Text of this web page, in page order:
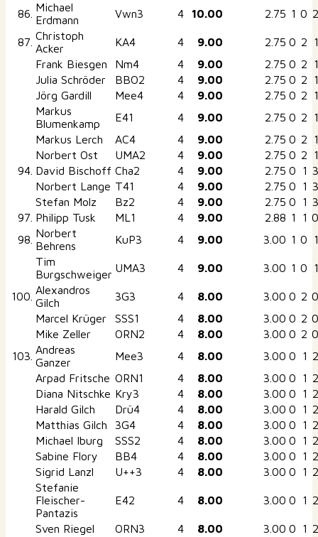
86. Michael
Erdmann
Vwn3 4 10.00 2.75 1 0 2
87. Christoph
Acker
KA4 4 9.00 2.75 0 2
1
Frank Biesgen
Nm4 4 9.00 2.75 0 2
1
Julia Schröder
BBO2 4 9.00 2.75 0 2
1
Jörg Gardill
Mee4 4 9.00 2.75 0 2
1
Markus
Blumenkamp
E41 4 9.00 2.75 0 2
1
Markus Lerch
AC4 4 9.00 2.75 0 2
1
Norbert Ost
UMA2 4 9.00 2.75 0 2
1
94. David Bischoff Cha2 4 9.00 2.75 0 1 3
Norbert Lange T41 4 9.00 2.75 0 1 3
Stefan Molz
Bz2 4 9.00 2.75 0 1 3
97. Philipp Tusk ML1 4 9.00 2.88 1 1 0
98. Norbert
Behrens
KuP3 4 9.00 3.00 1 0
1
Tim
Burgschweiger UMA3 4 9.00 3.00 1 0 1
100. Alexandros
Gilch
3G3 4 8.00 3.00 0 2 0
Marcel Krüger
SSS1 4 8.00 3.00 0 2 0
Mike Zeller
ORN2 4 8.00 3.00 0 2 0
103. Andreas
Ganzer
Mee3 4 8.00 3.00 0 1 2
Arpad Fritsche ORN1 4 8.00 3.00 0 1 2
Diana Nitschke Kry3 4 8.00 3.00 0 1 2
Harald Gilch
Drü4 4 8.00 3.00 0 1 2
Matthias Gilch
3G4 4 8.00 3.00 0 1 2
Michael Iburg
SSS2 4 8.00 3.00 0 1 2
Sabine Flory
BB4 4 8.00 3.00 0 1 2
Sigrid Lanzl
U++3 4 8.00 3.00 0 1 2
Stefanie
Fleischer-
Pantazis
E42 4 8.00 3.00 0 1 2
Sven Riegel ORN3 4 8.00 3.00 0 1 2